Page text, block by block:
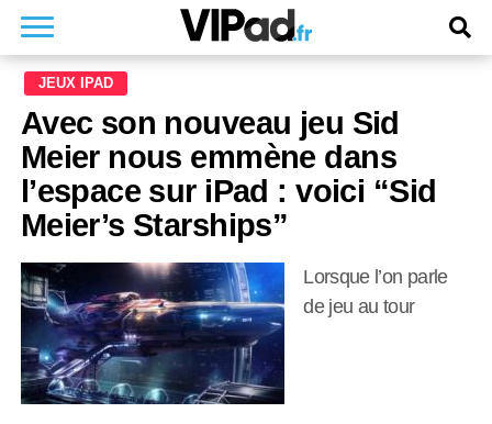
JEUX IPAD
Avec son nouveau jeu Sid
Meier nous emmène dans
l’espace sur iPad : voici “Sid
Meier’s Starships”
Lorsque l’on parle
de jeu au tour